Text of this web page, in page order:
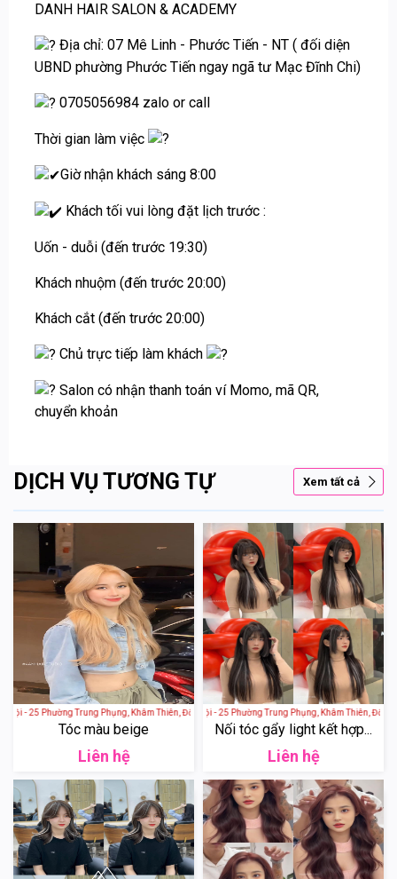
DANH HAIR SALON & ACADEMY
Địa chỉ: 07 Mê Linh - Phước Tiến - NT ( đối diện
UBND phường Phước Tiến ngay ngã tư Mạc Đĩnh Chi)
0705056984 zalo or call
Thời gian làm việc
Giờ nhận khách sáng 8:00
Khách tối vui lòng đặt lịch trước :
Uốn - duỗi (đến trước 19:30)
Khách nhuộm (đến trước 20:00)
Khách cắt (đến trước 20:00)
Chủ trực tiếp làm khách
Salon có nhận thanh toán ví Momo, mã QR,
chuyển khoản
DỊCH VỤ TƯƠNG TỰ Xem tất cả
- 25 Phường Trung Phụng, Khâm Thiên, Đống Đa, Hà Nội, Việt Nam
Tóc màu beige
Liên hệ
4AM Hair Studio - Hà Nội - 25 Phường Trung Phụng, Khâm Thiên, Đống
Nối tóc gẩy light kết hợp...
Liên hệ